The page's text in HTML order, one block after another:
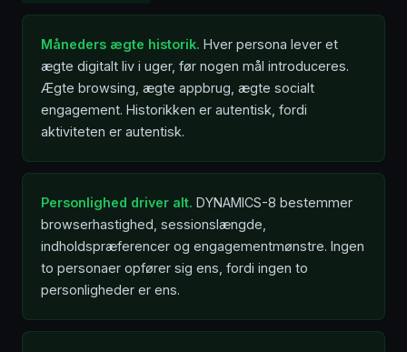
Måneders ægte historik. Hver persona lever et
ægte digitalt liv i uger, før nogen mål introduceres.
Ægte browsing, ægte appbrug, ægte socialt
engagement. Historikken er autentisk, fordi
aktiviteten er autentisk.
Personlighed driver alt. DYNAMICS-8 bestemmer
browserhastighed, sessionslængde,
indholdspræferencer og engagementmønstre. Ingen
to personaer opfører sig ens, fordi ingen to
personligheder er ens.